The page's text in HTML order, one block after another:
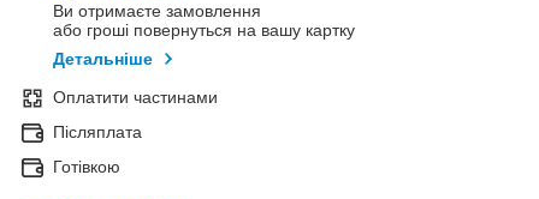
Ви отримаєте замовлення
або гроші повернуться на вашу картку
Детальніше
Оплатити частинами
Післяплата
Готівкою